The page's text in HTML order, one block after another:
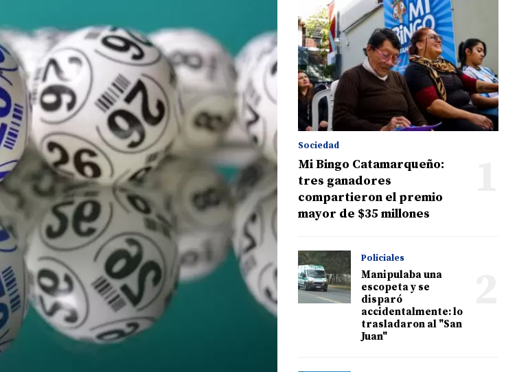
Sociedad
Mi Bingo Catamarqueño:
tres ganadores
compartieron el premio
mayor de $35 millones
Policiales
Manipulaba una
escopeta y se
disparó
accidentalmente: lo
trasladaron al "San
Juan"